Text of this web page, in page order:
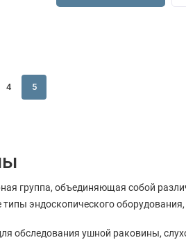
4 5
группа, объединяющая собой
типы эндоскопического
обследования ушной раковины,